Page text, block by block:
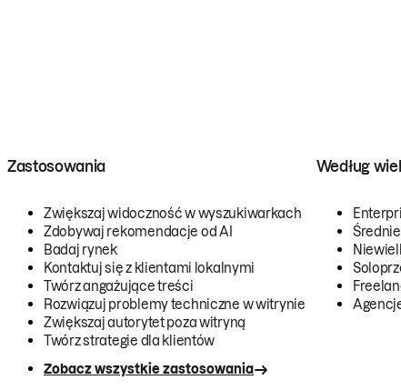
Zastosowania
Zwiększaj widoczność w wyszukiwarkach
Zdobywaj rekomendacje od AI
Badaj rynek
Kontaktuj się z klientami lokalnymi
Twórz angażujące treści
Rozwiązuj problemy techniczne w witrynie
Zwiększaj autorytet poza witryną
Twórz strategie dla klientów
Zobacz wszystkie zastosowania
Według